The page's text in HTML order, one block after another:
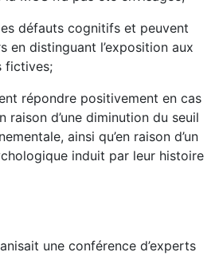
défauts cognitifs et peuvent
en distinguant l’exposition aux
fictives;
répondre positivement en cas
raison d’une diminution du seuil
ainsi qu’en raison d’un
induit par leur histoire
une conférence d’experts